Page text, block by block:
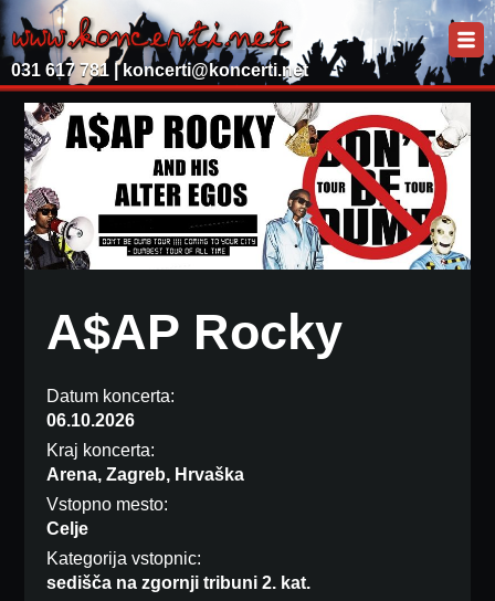
031 617 781 | koncerti@koncerti.net
A$AP Rocky
Datum koncerta:
06.10.2026
Kraj koncerta:
Arena, Zagreb, Hrvaška
Vstopno mesto:
Celje
Kategorija vstopnic:
sedišča na zgornji tribuni 2. kat.